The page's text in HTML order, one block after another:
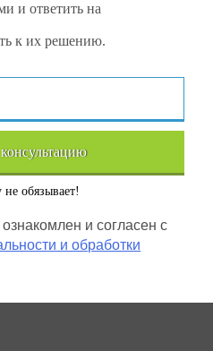
и ответить на
к их решению.
обязывает!
и согласен с
и обработки